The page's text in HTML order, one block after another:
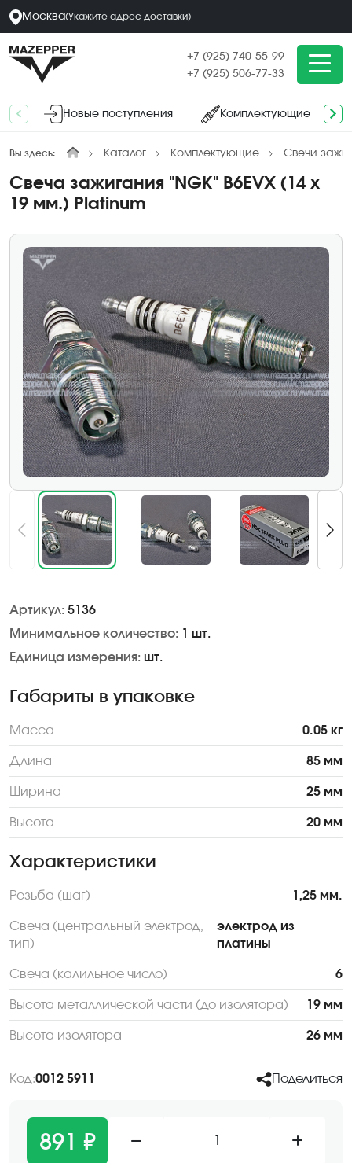
Москва(Укажите адрес доставки)
+7 (925) 740-55-99
+7 (925) 506-77-33
Новые поступления Комплектующие
Вы здесь: Каталог Комплектующие Свечи
Свеча зажигания "NGK" B6EVX (14 х
19 мм.) Platinum
Артикул: 5136
Минимальное количество: 1 шт.
Единица измерения: шт.
Габариты в упаковке
Масса 0.05 кг
Длина 85 мм
Ширина 25 мм
Высота 20 мм
Характеристики
Резьба (шаг) 1,25 мм.
Свеча (центральный электрод,
тип)
электрод из
платины
Свеча (калильное число) 6
Высота металлической части (до изолятора) 19 мм
Высота изолятора 26 мм
Код:0012 5911 Поделиться
891 ₽